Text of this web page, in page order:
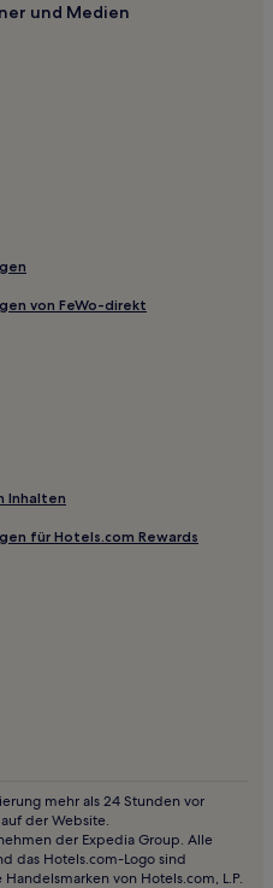
Museum
Government Memorial
Gifu
und Medien
von FeWo-direkt
Inhalten
für Hotels.com Rewards
mehr als 24 Stunden vor
der Website.
der Expedia Group. Alle
das Hotels.com-Logo sind
von Hotels.com, L.P.